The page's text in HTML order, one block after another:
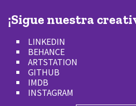
¡Sigue nuestra
LINKEDIN
BEHANCE
ARTSTATION
GITHUB
IMDB
INSTAGRAM